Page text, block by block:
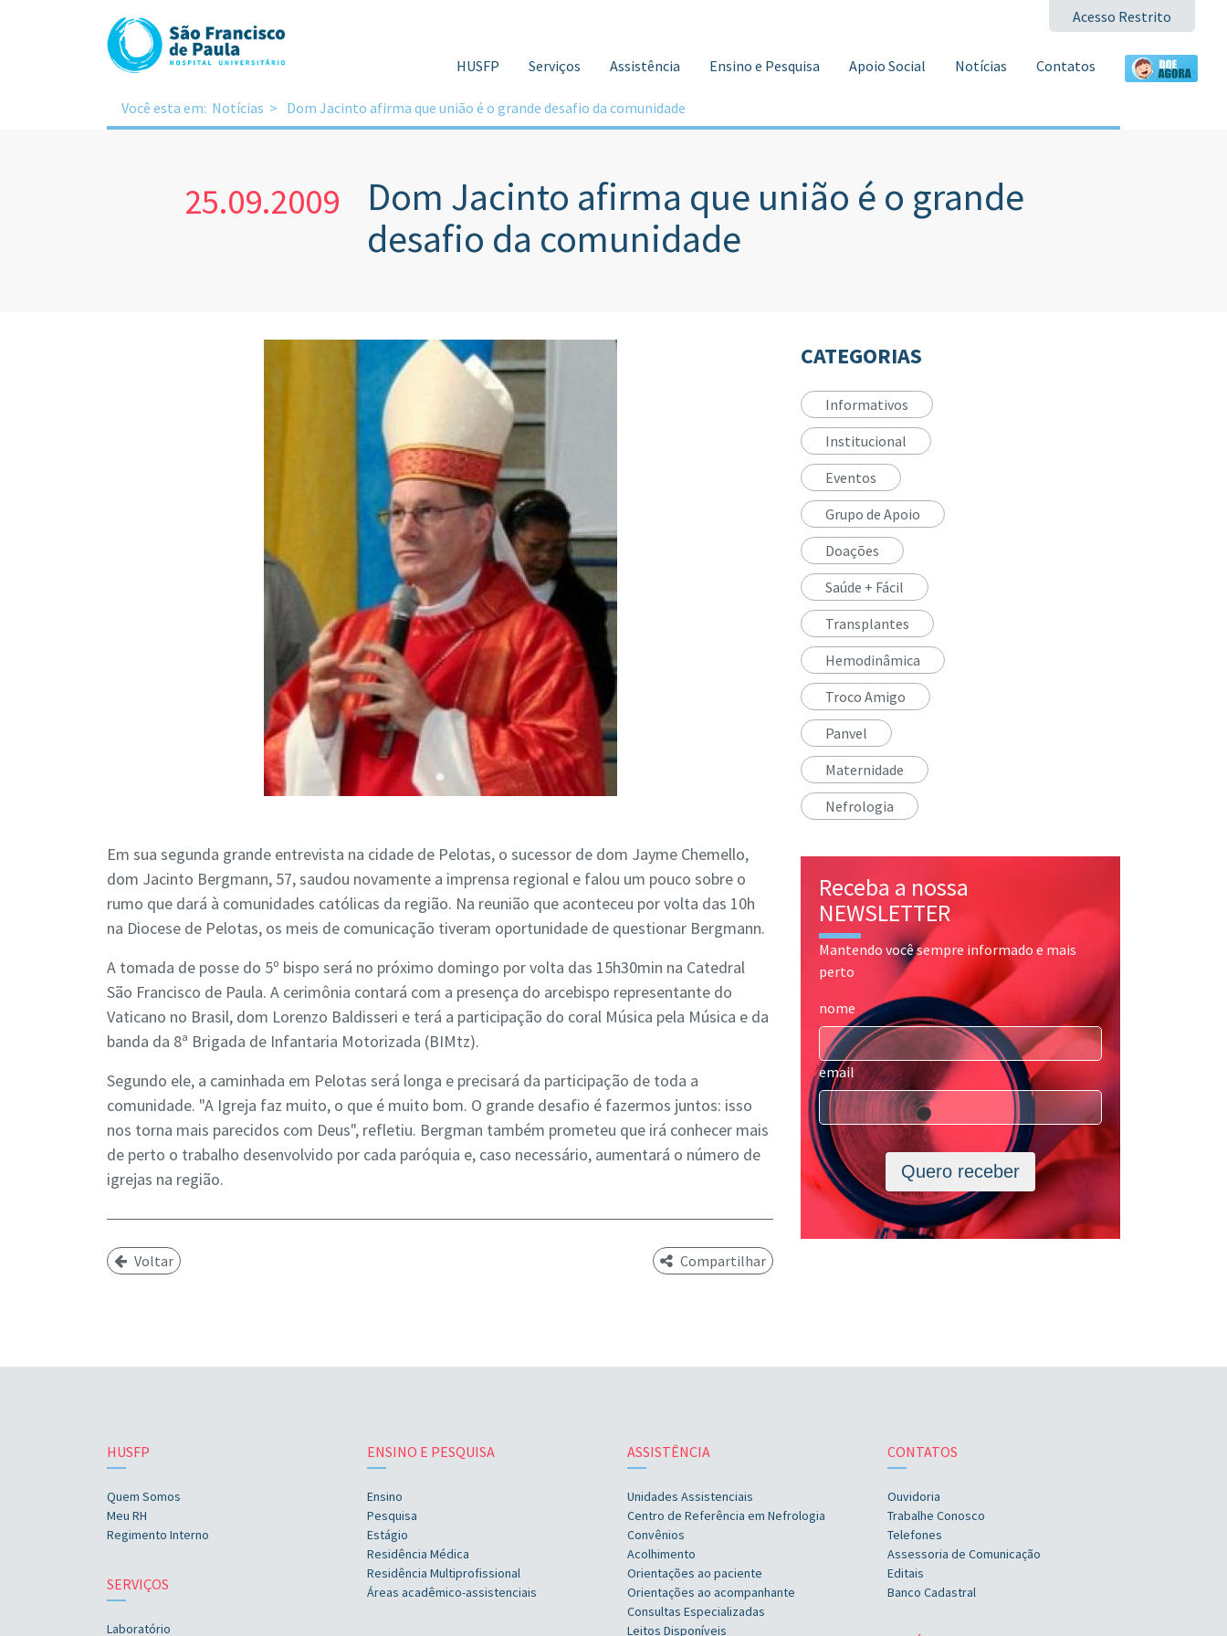
HUSFP Serviços Assistência Ensino e Pesquisa Apoio Social Notícias Contatos
Acesso Restrito
Você esta em: Notícias Dom Jacinto afirma que união é o grande desafio da comunidade
25.09.2009
Dom Jacinto afirma que união é o grande
desafio da comunidade
Em sua segunda grande entrevista na cidade de Pelotas, o sucessor de dom Jayme Chemello,
dom Jacinto Bergmann, 57, saudou novamente a imprensa regional e falou um pouco sobre o
rumo que dará à comunidades católicas da região. Na reunião que aconteceu por volta das 10h
na Diocese de Pelotas, os meis de comunicação tiveram oportunidade de questionar Bergmann.
A tomada de posse do 5º bispo será no próximo domingo por volta das 15h30min na Catedral
São Francisco de Paula. A cerimônia contará com a presença do arcebispo representante do
Vaticano no Brasil, dom Lorenzo Baldisseri e terá a participação do coral Música pela Música e da
banda da 8ª Brigada de Infantaria Motorizada (BIMtz).
Segundo ele, a caminhada em Pelotas será longa e precisará da participação de toda a
comunidade. "A Igreja faz muito, o que é muito bom. O grande desafio é fazermos juntos: isso
nos torna mais parecidos com Deus", refletiu. Bergman também prometeu que irá conhecer mais
de perto o trabalho desenvolvido por cada paróquia e, caso necessário, aumentará o número de
igrejas na região.
Voltar Compartilhar
CATEGORIAS
Informativos
Institucional
Eventos
Grupo de Apoio
Doações
Saúde + Fácil
Transplantes
Hemodinâmica
Troco Amigo
Panvel
Maternidade
Nefrologia
Receba a nossa
NEWSLETTER
Mantendo você sempre informado e mais
perto
nome
email
Quero receber
HUSFP
Quem Somos
Meu RH
Regimento Interno
SERVIÇOS
Laboratório
ENSINO E PESQUISA
Ensino
Pesquisa
Estágio
Residência Médica
Residência Multiprofissional
Áreas acadêmico-assistenciais
ASSISTÊNCIA
Unidades Assistenciais
Centro de Referência em Nefrologia
Convênios
Acolhimento
Orientações ao paciente
Orientações ao acompanhante
Consultas Especializadas
Leitos Disponíveis
CONTATOS
Ouvidoria
Trabalhe Conosco
Telefones
Assessoria de Comunicação
Editais
Banco Cadastral